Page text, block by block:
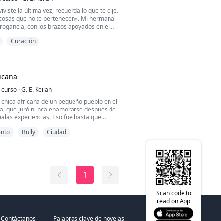
la última vez, recuerda lo que te dije.
que no te pertenecen». Mi hermana
con los brazos apoyados en el
seré su esposa», respondió con decisión.
pareja? ¿Qué harás entonces?»
ella como me he deshecho de cualquier
mi camino».
esperanza de ver una pizca de vacilación en
no había ninguna. Esto es lo que realmente
escalofriante, se me ocurrió un plan
Curación
curso ·G. E. Keilah
africana de un pequeño pueblo en el
que juró nunca enamorarse después de
experiencias. Eso fue hasta que
darle al amor una oportunidad más.
Bully Ciudad
1
Contáctanos Palabras clave de novelas
Scan code to
read on App